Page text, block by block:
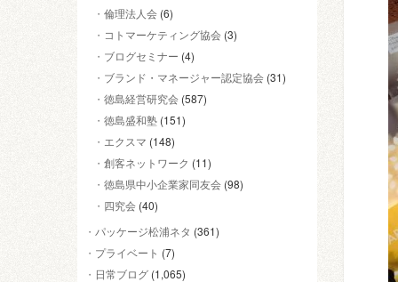
倫理法人会 (6)
コトマーケティング協会 (3)
ブログセミナー (4)
ブランド・マネージャー認定協会 (31)
徳島経営研究会 (587)
徳島盛和塾 (151)
エクスマ (148)
創客ネットワーク (11)
徳島県中小企業家同友会 (98)
四究会 (40)
パッケージ松浦ネタ (361)
プライベート (7)
日常ブログ (1,065)